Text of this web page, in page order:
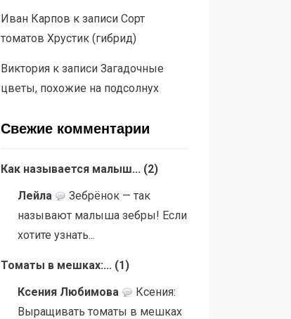
Иван Карпов к записи Сорт
томатов Хрустик (гибрид)
Викторияк записи Загадочные
цветы, похожие на подсолнух
Свежие комментарии
Как называется малыш... (2)
Лейла
Зебрёнок — так
называют малыша зебры! Если
хотите узнать...
Томаты в мешках:... (1)
Ксения Любимова
Ксения:
Выращивать томаты в мешках